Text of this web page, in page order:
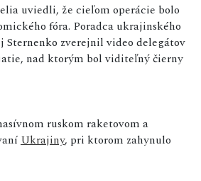
uviedli, že cieľom operácie bolo
fóra. Poradca ukrajinského
Sternenko zverejnil video delegátov
nad ktorým bol viditeľný čierny
ruskom raketovom a
Ukrajiny, pri ktorom zahynulo